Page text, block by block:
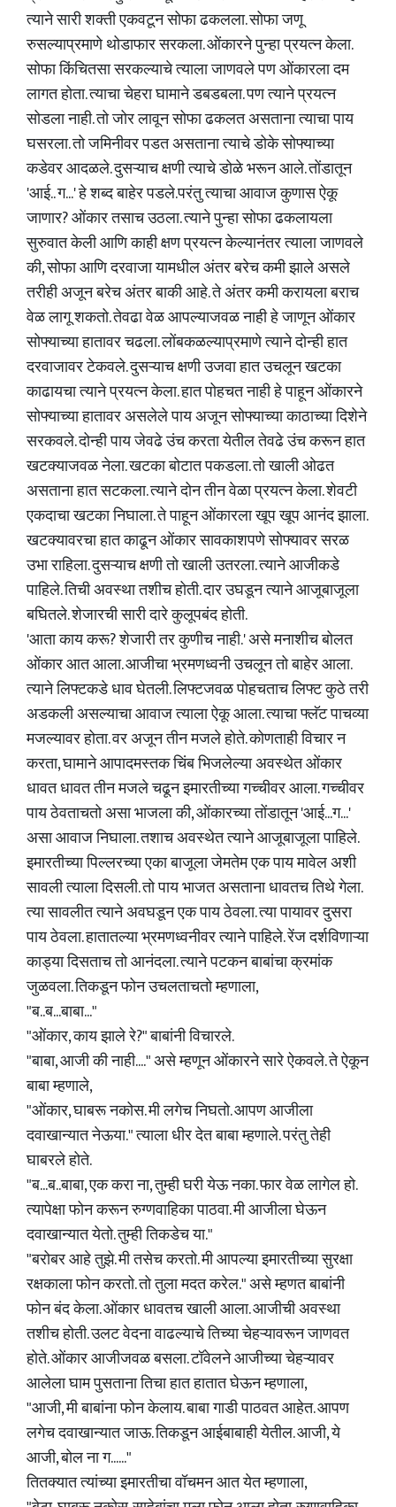
त्याने सारी शक्ती एकवटून सोफा ढकलला. सोफा जणू
रुसल्याप्रमाणे थोडाफार सरकला. ओंकारने पुन्हा प्रयत्न केला.
सोफा किंचितसा सरकल्याचे त्याला जाणवले पण ओंकारला दम
लागत होता. त्याचा चेहरा घामाने डबडबला. पण त्याने प्रयत्न
सोडला नाही. तो जोर लावून सोफा ढकलत असताना त्याचा पाय
घसरला. तो जमिनीवर पडत असताना त्याचे डोके सोफ्याच्या
कडेवर आदळले. दुसऱ्याच क्षणी त्याचे डोळे भरून आले. तोंडातून
'आई.. ग...' हे शब्द बाहेर पडले.परंतु त्याचा आवाज कुणास ऐकू
जाणार? ओंकार तसाच उठला. त्याने पुन्हा सोफा ढकलायला
सुरुवात केली आणि काही क्षण प्रयत्न केल्यानंतर त्याला जाणवले
की, सोफा आणि दरवाजा यामधील अंतर बरेच कमी झाले असले
तरीही अजून बरेच अंतर बाकी आहे. ते अंतर कमी करायला बराच
वेळ लागू शकतो. तेवढा वेळ आपल्याजवळ नाही हे जाणून ओंकार
सोफ्याच्या हातावर चढला. लोंबकळल्याप्रमाणे त्याने दोन्ही हात
दरवाजावर टेकवले. दुसऱ्याच क्षणी उजवा हात उचलून खटका
काढायचा त्याने प्रयत्न केला. हात पोहचत नाही हे पाहून ओंकारने
सोफ्याच्या हातावर असलेले पाय अजून सोफ्याच्या काठाच्या दिशेने
सरकवले. दोन्ही पाय जेवढे उंच करता येतील तेवढे उंच करून हात
खटक्याजवळ नेला. खटका बोटात पकडला. तो खाली ओढत
असताना हात सटकला. त्याने दोन तीन वेळा प्रयत्न केला. शेवटी
एकदाचा खटका निघाला. ते पाहून ओंकारला खूप खूप आनंद झाला.
खटक्यावरचा हात काढून ओंकार सावकाशपणे सोफ्यावर सरळ
उभा राहिला. दुसऱ्याच क्षणी तो खाली उतरला. त्याने आजीकडे
पाहिले. तिची अवस्था तशीच होती. दार उघडून त्याने आजूबाजूला
बघितले. शेजारची सारी दारे कुलूपबंद होती.
'आता काय करू? शेजारी तर कुणीच नाही.' असे मनाशीच बोलत
ओंकार आत आला. आजीचा भ्रमणध्वनी उचलून तो बाहेर आला.
त्याने लिफ्टकडे धाव घेतली. लिफ्टजवळ पोहचताच लिफ्ट कुठे तरी
अडकली असल्याचा आवाज त्याला ऐकू आला. त्याचा फ्लॅट पाचव्या
मजल्यावर होता. वर अजून तीन मजले होते. कोणताही विचार न
करता, घामाने आपादमस्तक चिंब भिजलेल्या अवस्थेत ओंकार
धावत धावत तीन मजले चढून इमारतीच्या गच्चीवर आला. गच्चीवर
पाय ठेवताचतो असा भाजला की, ओंकारच्या तोंडातून 'आई...ग...'
असा आवाज निघाला. तशाच अवस्थेत त्याने आजूबाजूला पाहिले.
इमारतीच्या पिल्लरच्या एका बाजूला जेमतेम एक पाय मावेल अशी
सावली त्याला दिसली. तो पाय भाजत असताना धावतच तिथे गेला.
त्या सावलीत त्याने अवघडून एक पाय ठेवला. त्या पायावर दुसरा
पाय ठेवला. हातातल्या भ्रमणध्वनीवर त्याने पाहिले. रेंज दर्शविणाऱ्या
काड्या दिसताच तो आनंदला. त्याने पटकन बाबांचा क्रमांक
जुळवला. तिकडून फोन उचलताचतो म्हणाला,
"ब..ब...बाबा..."
"ओंकार, काय झाले रे?" बाबांनी विचारले.
"बाबा, आजी की नाही...." असे म्हणून ओंकारने सारे ऐकवले. ते ऐकून
बाबा म्हणाले,
"ओंकार, घाबरू नकोस. मी लगेच निघतो. आपण आजीला
दवाखान्यात नेऊया." त्याला धीर देत बाबा म्हणाले. परंतु तेही
घाबरले होते.
"ब...ब..बाबा, एक करा ना, तुम्ही घरी येऊ नका. फार वेळ लागेल हो.
त्यापेक्षा फोन करून रुग्णवाहिका पाठवा. मी आजीला घेऊन
दवाखान्यात येतो. तुम्ही तिकडेच या."
"बरोबर आहे तुझे. मी तसेच करतो. मी आपल्या इमारतीच्या सुरक्षा
रक्षकाला फोन करतो. तो तुला मदत करेल." असे म्हणत बाबांनी
फोन बंद केला. ओंकार धावतच खाली आला. आजीची अवस्था
तशीच होती. उलट वेदना वाढल्याचे तिच्या चेहऱ्यावरून जाणवत
होते. ओंकार आजीजवळ बसला. टॉवेलने आजीच्या चेहऱ्यावर
आलेला घाम पुसताना तिचा हात हातात घेऊन म्हणाला,
"आजी, मी बाबांना फोन केलाय. बाबा गाडी पाठवत आहेत. आपण
लगेच दवाखान्यात जाऊ. तिकडून आईबाबाही येतील. आजी, ये
आजी, बोल ना ग......"
तितक्यात त्यांच्या इमारतीचा वॉचमन आत येत म्हणाला,